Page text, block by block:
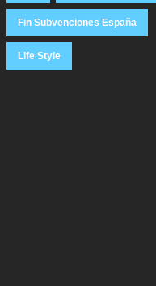
Fin Subvenciones España
Life Style